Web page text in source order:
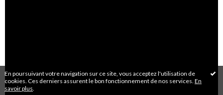
En poursuivant votre navigation sur ce site, vous acceptez l'utilisation de
cookies. Ces derniers assurent le bon fonctionnement de nos services. En
savoir plus